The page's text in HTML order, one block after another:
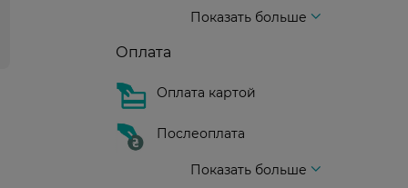
Показать больше
Оплата
Оплата картой
Послеоплата
Показать больше